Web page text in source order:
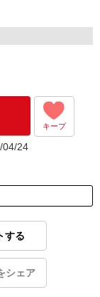
します。
キープ
04/24
する
シェア